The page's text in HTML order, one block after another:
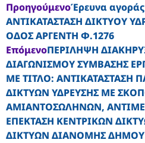
ΠροηγούμενοΈρευνα αγοράς
ΑΝΤΙΚΑΤΑΣΤΑΣΗ ΔΙΚΤΥΟΥ
ΟΔΟΣ ΑΡΓΕΝΤΗ Φ.1276
ΕπόμενοΠΕΡΙΛΗΨΗ
ΔΙΑΓΩΝΙΣΜΟΥ ΣΥΜΒΑΣΗΣ
ΜΕ ΤΙΤΛΟ: ΑΝΤΙΚΑΤΑΣΤΑΣΗ
ΔΙΚΤΥΩΝ ΥΔΡΕΥΣΗΣ ΜΕ
ΑΜΙΑΝΤΟΣΩΛΗΝΩΝ,
ΕΠΕΚΤΑΣΗ ΚΕΝΤΡΙΚΩΝ
ΔΙΚΤΥΩΝ ΔΙΑΝΟΜΗΣ ΔΗΜΟΥ